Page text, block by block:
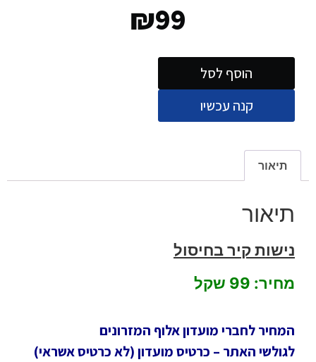
₪99
הוסף לסל
קנה עכשיו
תיאור
תיאור
נישות קיר בחיסול
מחיר: 99 שקל
המחיר לחברי מועדון אלוף המזרונים
לגולשי האתר – כרטיס מועדון (לא כרטיס אשראי)